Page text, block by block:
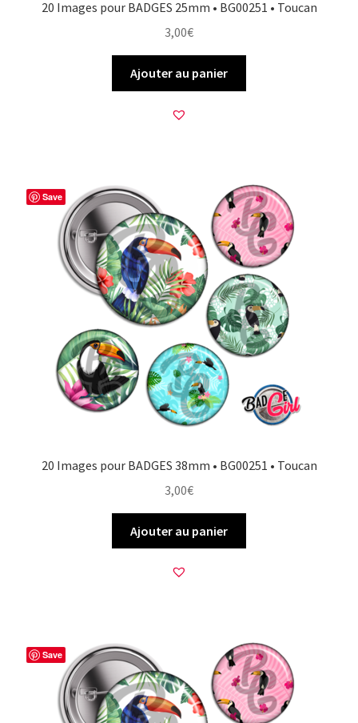
20 Images pour BADGES 25mm • BG00251 • Toucan
3,00€
Ajouter au panier
Save
20 Images pour BADGES 38mm • BG00251 • Toucan
3,00€
Ajouter au panier
Save